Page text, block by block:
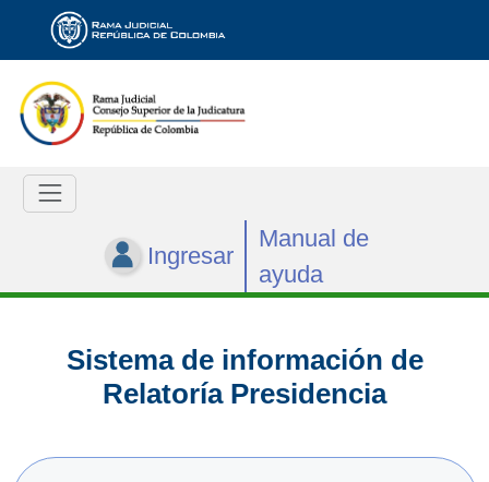
Ingresar
Manual de
ayuda
Sistema de información de
Relatoría Presidencia